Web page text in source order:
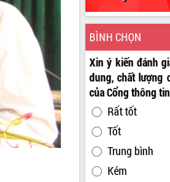
BÌNH CHỌN
Xin ý kiến đánh
dung, chất lượng
của Cổng thông
Rất tốt
Tốt
Trung bình
Kém